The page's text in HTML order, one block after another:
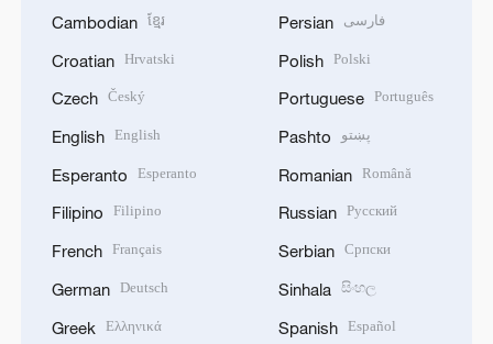
Cambodian ខ្មែរ
Croatian Hrvatski
Czech Český
English English
Esperanto Esperanto
Filipino Filipino
French Français
German Deutsch
Greek Ελληνικά
Persian فارسی
Polish Polski
Portuguese Português
Pashto پښتو
Romanian Română
Russian Русский
Serbian Српски
Sinhala සිංහල
Spanish Español